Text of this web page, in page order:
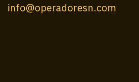
info@operadoresn.com